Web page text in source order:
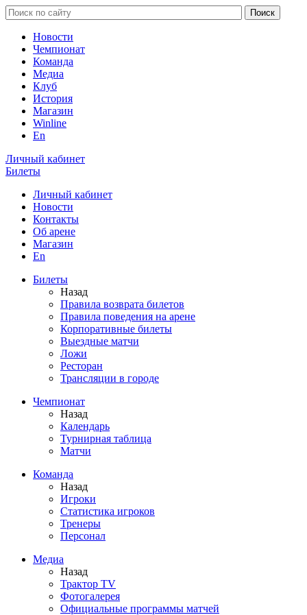
Новости
Чемпионат
Команда
Медиа
Клуб
История
Магазин
Winline
En
Личный кабинет
Билеты
Личный кабинет
Новости
Контакты
Об арене
Магазин
En
Билеты
Назад
Правила возврата билетов
Правила поведения на арене
Корпоративные билеты
Выездные матчи
Ложи
Ресторан
Трансляции в городе
Чемпионат
Назад
Календарь
Турнирная таблица
Матчи
Команда
Назад
Игроки
Статистика игроков
Тренеры
Персонал
Медиа
Назад
Трактор TV
Фотогалерея
Официальные программы матчей